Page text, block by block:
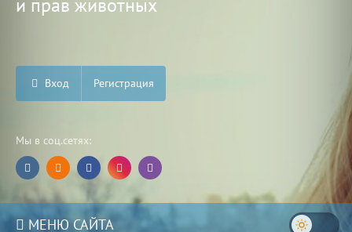
и прав животных
Вход Регистрация
Мы в соц.сетях:
МЕНЮ САЙТА